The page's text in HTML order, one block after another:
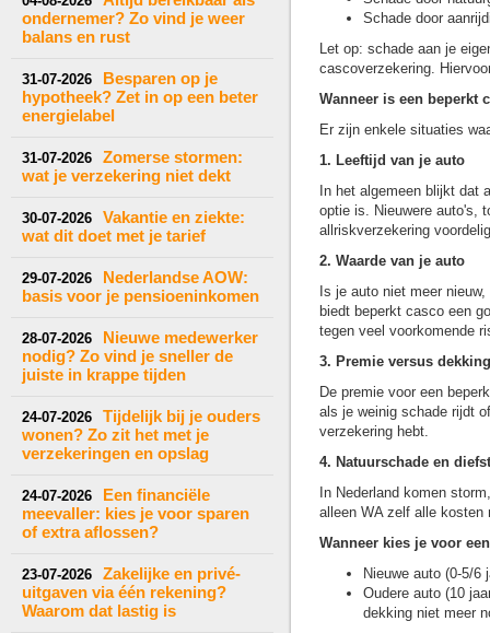
ondernemer? Zo vind je weer
balans en rust
31-07-2026
Besparen op je
hypotheek? Zet in op een beter
energielabel
31-07-2026
Zomerse stormen:
wat je verzekering niet dekt
30-07-2026
Vakantie en ziekte:
wat dit doet met je tarief
29-07-2026
Nederlandse AOW:
basis voor je pensioeninkomen
28-07-2026
Nieuwe medewerker
nodig? Zo vind je sneller de
juiste in krappe tijden
24-07-2026
Tijdelijk bij je ouders
wonen? Zo zit het met je
verzekeringen en opslag
24-07-2026
Een financiële
meevaller: kies je voor sparen
of extra aflossen?
23-07-2026
Zakelijke en privé-
uitgaven via één rekening?
Waarom dat lastig is
Schade door
Let op: schade aan je
cascoverzekering.
Wanneer is een beperkt
Er zijn enkele situaties
1. Leeftijd van je auto
In het algemeen blijkt dat
optie is. Nieuwere auto's,
allriskverzekering
2. Waarde van je auto
Is je auto niet meer
biedt beperkt casco een
tegen veel voorkomende
3. Premie versus dekking
De premie voor een
als je weinig schade rijdt
verzekering hebt.
4. Natuurschade en
In Nederland komen
alleen WA zelf alle kosten
Wanneer kies je voor
Nieuwe auto (0-5/
Oudere auto (10
dekking niet meer